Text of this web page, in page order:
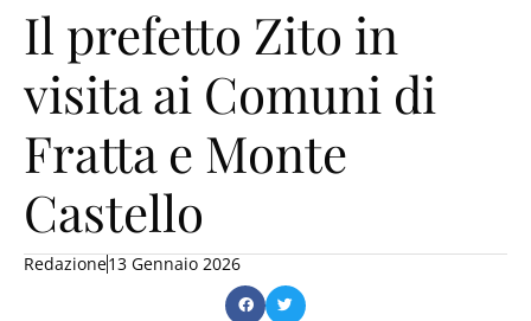
Il prefetto Zito in
visita ai Comuni di
Fratta e Monte
Castello
Redazione13 Gennaio 2026